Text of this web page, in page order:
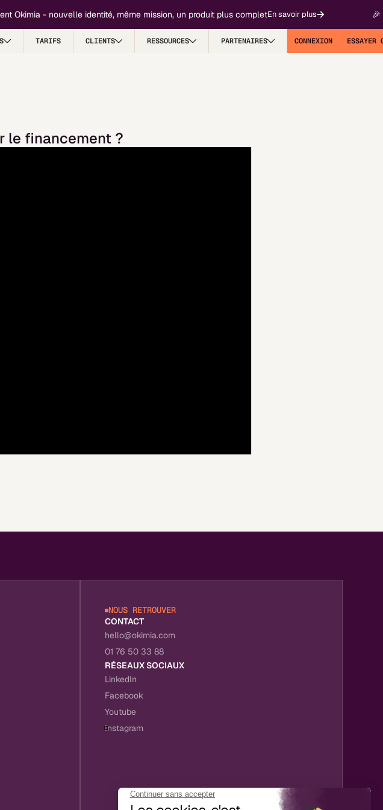
Okimia - nouvelle identité, même mission, un produit plus completEn savoir plus 🎉
TARIFS CLIENTS RESSOURCES PARTENAIRES CONNEXION ESSAYER
le financement ?
NOUS RETROUVER
CONTACT
hello@okimia.com
01 76 50 33 88
RÉSEAUX SOCIAUX
LinkedIn
Facebook
Youtube
Instagram